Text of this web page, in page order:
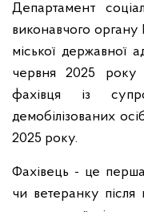
Департамент
виконавчого органу
міської державної
червня 2025 року
фахівця із
демобілізованих
2025 року.
Фахівець - це
чи ветеранку